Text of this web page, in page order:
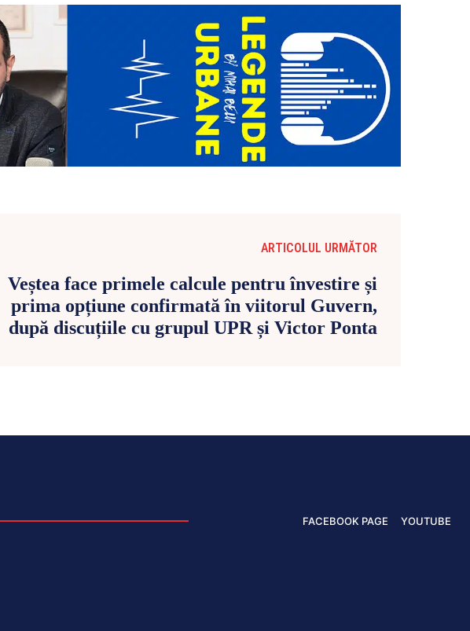
ARTICOLUL URMĂTOR
Veștea face primele calcule pentru învestire și
prima opțiune confirmată în viitorul Guvern,
după discuțiile cu grupul UPR și Victor Ponta
FACEBOOK PAGE YOUTUBE